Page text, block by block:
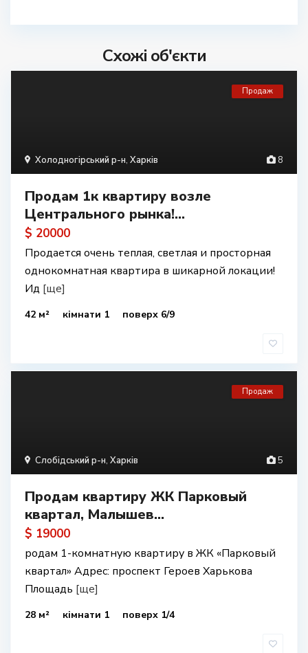
Схожі об'єкти
8
Холодногірський р-н, Харків
Продаж
Продам 1к квартиру возле
Центрального рынка!...
$ 20000
Продается очень теплая, светлая и просторная
однокомнатная квартира в шикарной локации!
Ид [ще]
42 м² кімнати 1 поверх 6/9
5
Слобідський р-н, Харків
Продаж
Продам квартиру ЖК Парковый
квартал, Малышев...
$ 19000
родам 1-комнатную квартиру в ЖК «Парковый
квартал» Адрес: проспект Героев Харькова
Площадь [ще]
28 м² кімнати 1 поверх 1/4